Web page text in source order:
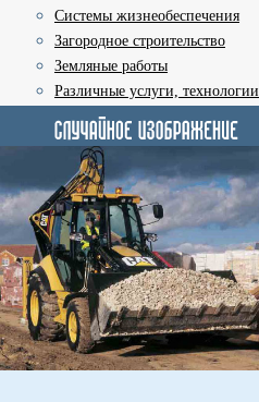
Системы жизнеобеспечения
Загородное строительство
Земляные работы
Различные услуги, технологии